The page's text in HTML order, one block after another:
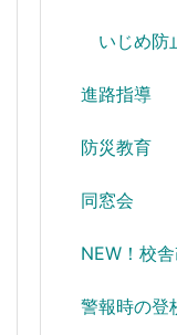
いじめ防
進路指導
防災教育
同窓会
NEW！校
警報時の登